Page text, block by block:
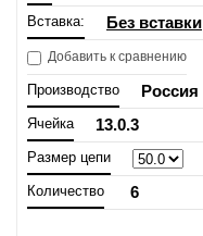
Вставка: Без вставки
Добавить к сравнению
Производство Россия
Ячейка 13.0.3
Размер цепи
Количество 6